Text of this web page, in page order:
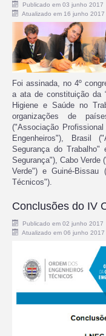
Publicado em 03 junho 2017
Atualizado em 16 junho 2017
Foi assinada, no 4º
a ata de constituição da
Higiene e Saúde no
organizações de
("Associação
Engenheiros"), Brasil
Segurança do Trabalho"
Segurança"), Cabo Verde
Verde") e Guiné-Bissau
Técnicos").
Conclusões do IV
Publicado em 02 junho 2017
Atualizado em 06 junho 2017